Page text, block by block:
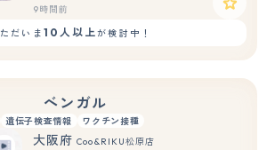
9時間前
ただいま 10人以上が検討中！
ベンガル
遺伝子検査情報 ワクチン接種
大阪府 Coo&RIKU松原店